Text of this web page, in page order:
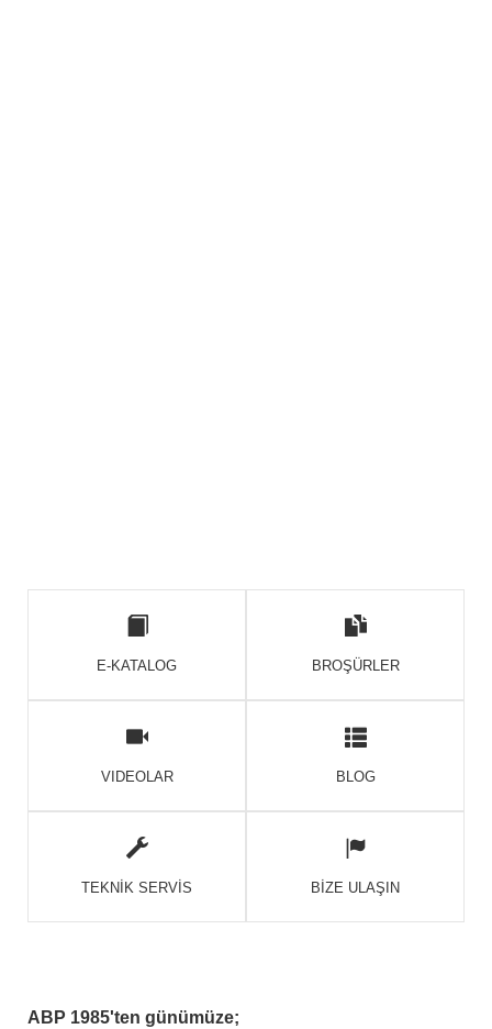
E-KATALOG BROŞÜRLER
VIDEOLAR BLOG
TEKNİK SERVİS BİZE ULAŞIN
ABP 1985'ten günümüze;